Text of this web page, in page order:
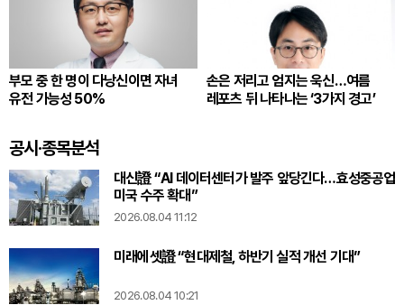
부모 중 한 명이 다낭신이면 자녀
유전 가능성 50%
손은 저리고 엄지는 욱신…여름
레포츠 뒤 나타나는 ‘3가지 경고’
공시·종목분석
대신證 “AI 데이터센터가 발주 앞당긴다…효성중공업
미국 수주 확대”
2026.08.04 11:12
미래에셋證 “현대제철, 하반기 실적 개선 기대”
2026.08.04 10:21